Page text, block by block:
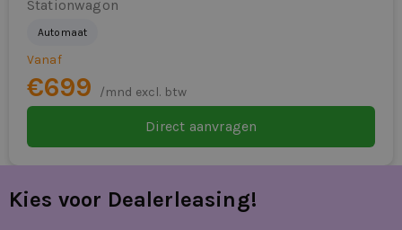
lendesteunen (verstelbaar)
mistlampen voor adaptief
multimedia-voorbereiding
parkeersensor voor en achter
passagiersairbag
RDW-leges
Stationwagon
Automaat
Vanaf
€699 /mnd excl. btw
Direct aanvragen
Kies voor Dealerleasing!